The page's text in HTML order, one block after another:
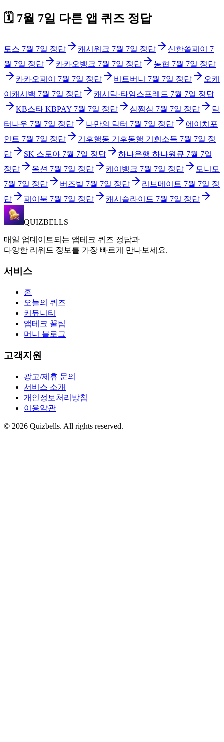
🗓️ 7월 7일 다른 앱 퀴즈 정답
토스 7월 7일 정답 캐시워크 7월 7일 정답 신한쏠페이
7
월 7일 정답 카카오뱅크 7월 7일 정답 농협 7월 7일 정답
카카오페이
7월 7일 정답 비트버니 7월 7일 정답
오케
이캐시백 7월 7일 정답 캐시닥·타임스프레드 7월 7일 정답
KB스타 KBPAY 7월 7일 정답 삼쩜삼 7월 7일 정답
닥
터나우 7월 7일 정답 나만의 닥터 7월 7일 정답
에이치포
인트 7월 7일 정답 기후행동 기후동행 기회소득 7월 7일 정
답
SK 스토아 7월 7일 정답 하나은행 하나원큐 7월 7일
정답
옥션 7월 7일 정답 케이뱅크 7월 7일 정답
모니모
7월 7일 정답 버즈빌 7월 7일 정답 리브메이트 7월 7일 정
답
페이북 7월 7일 정답 캐시슬라이드 7월 7일 정답
QUIZBELLS
매일 업데이트되는 앱테크 퀴즈 정답과
다양한 리워드 정보를 가장 빠르게 만나보세요.
서비스
홈
오늘의 퀴즈
커뮤니티
앱테크 꿀팁
머니 블로그
고객지원
광고/제휴 문의
서비스 소개
개인정보처리방침
이용약관
© 2026 Quizbells. All rights reserved.